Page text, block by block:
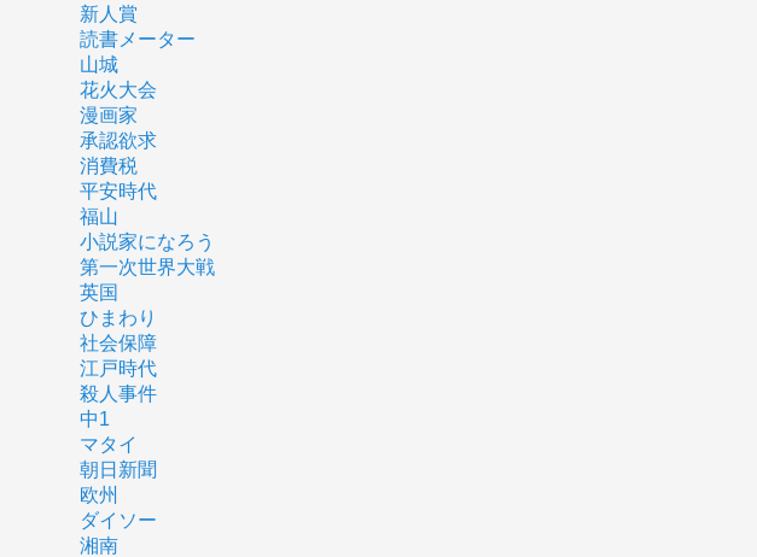
新人賞
読書メーター
山城
花火大会
漫画家
承認欲求
消費税
平安時代
福山
小説家になろう
第一次世界大戦
英国
ひまわり
社会保障
江戸時代
殺人事件
中1
マタイ
朝日新聞
欧州
ダイソー
湘南